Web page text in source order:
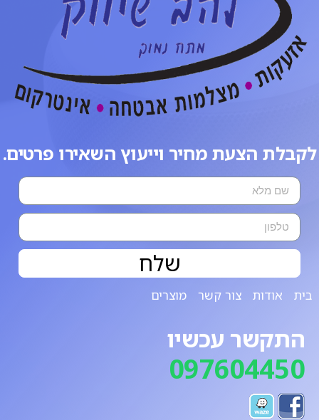
לקבלת הצעת מחיר וייעוץ השאירו פרטים.
שלח
בית אודות צור קשר מוצרים
התקשר עכשיו
097604450